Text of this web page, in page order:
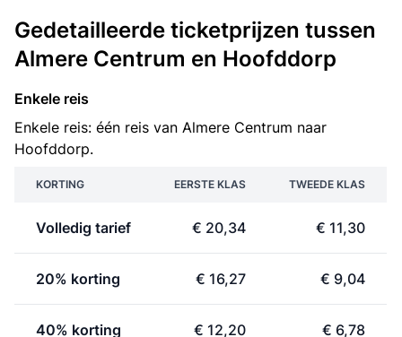
Gedetailleerde ticketprijzen tussen
Almere Centrum en Hoofddorp
Enkele reis
Enkele reis: één reis van Almere Centrum naar
Hoofddorp.
KORTING EERSTE KLAS TWEEDE KLAS
Volledig tarief € 20,34 € 11,30
20% korting € 16,27 € 9,04
40% korting € 12,20 € 6,78